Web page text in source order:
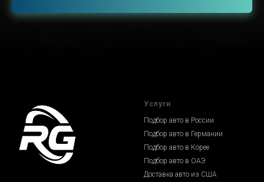
Услуги
Подбор авто в России
Подбор авто в Германии
Подбор авто в Корее
Подбор авто в ОАЭ
Доставка авто из США